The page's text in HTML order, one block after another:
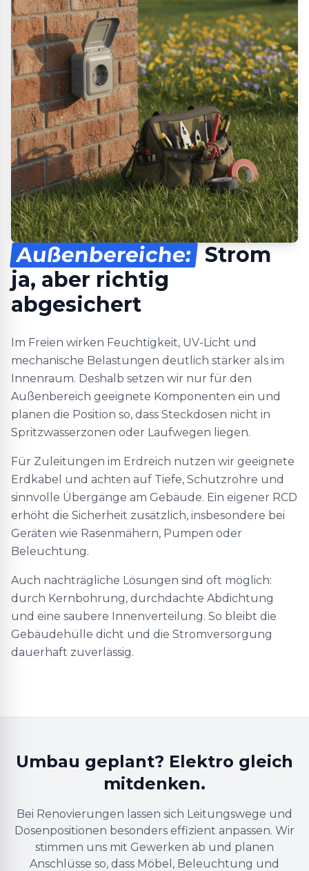
Außenbereiche: Strom
ja, aber richtig
abgesichert
Im Freien wirken Feuchtigkeit, UV-Licht und
mechanische Belastungen deutlich stärker als im
Innenraum. Deshalb setzen wir nur für den
Außenbereich geeignete Komponenten ein und
planen die Position so, dass Steckdosen nicht in
Spritzwasserzonen oder Laufwegen liegen.
Für Zuleitungen im Erdreich nutzen wir geeignete
Erdkabel und achten auf Tiefe, Schutzrohre und
sinnvolle Übergänge am Gebäude. Ein eigener RCD
erhöht die Sicherheit zusätzlich, insbesondere bei
Geräten wie Rasenmähern, Pumpen oder
Beleuchtung.
Auch nachträgliche Lösungen sind oft möglich:
durch Kernbohrung, durchdachte Abdichtung
und eine saubere Innenverteilung. So bleibt die
Gebäudehülle dicht und die Stromversorgung
dauerhaft zuverlässig.
Umbau geplant? Elektro gleich
mitdenken.
Bei Renovierungen lassen sich Leitungswege und
Dosenpositionen besonders effizient anpassen. Wir
stimmen uns mit Gewerken ab und planen
Anschlüsse so, dass Möbel, Beleuchtung und